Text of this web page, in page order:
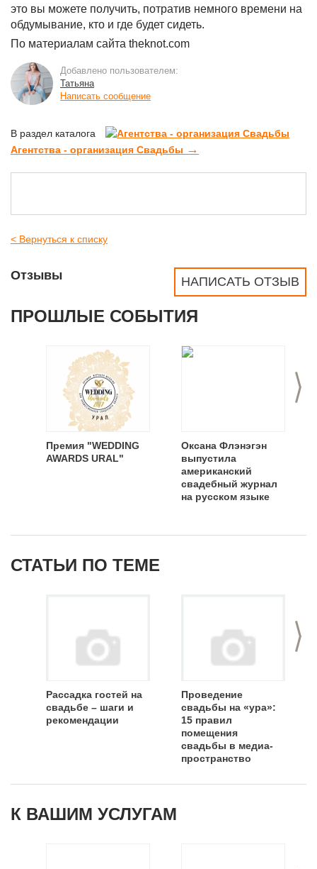
это вы можете получить, потратив немного времени на
обдумывание, кто и где будет сидеть.
По материалам сайта theknot.com
Добавлено пользователем:
Татьяна
Написать сообщение
В раздел каталога
Агентства - организация Свадьбы →
< Вернуться к списку
НАПИСАТЬ ОТЗЫВ
Отзывы
ПРОШЛЫЕ СОБЫТИЯ
>
Премия "WEDDING
AWARDS URAL"
Оксана Флэнэгэн
выпустила
американский
свадебный журнал
на русском языке
СТАТЬИ ПО ТЕМЕ
>
Рассадка гостей на
свадьбе – шаги и
рекомендации
Проведение
свадьбы на «ура»:
15 правил
помещения
свадьбы в медиа-
пространство
К ВАШИМ УСЛУГАМ